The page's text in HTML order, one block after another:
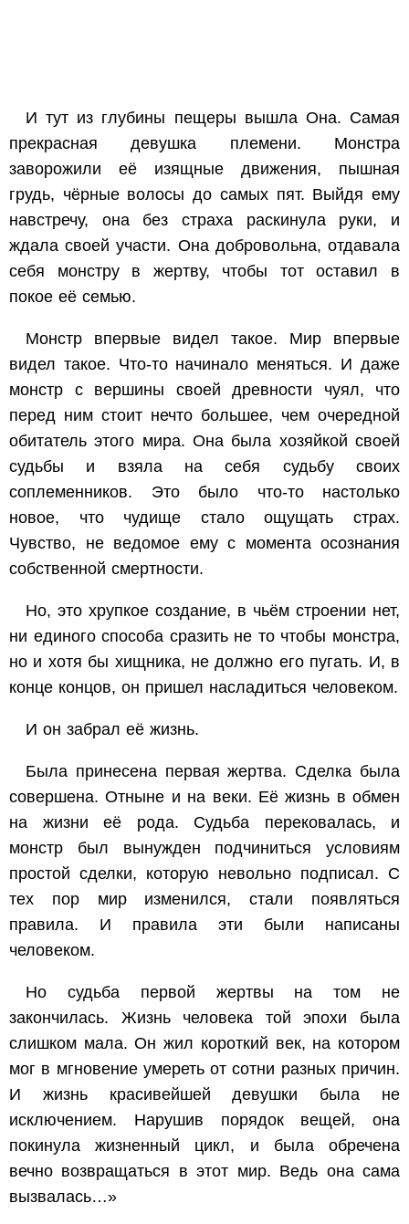
И тут из глубины пещеры вышла Она. Самая
прекрасная девушка племени. Монстра
заворожили её изящные движения, пышная
грудь, чёрные волосы до самых пят. Выйдя ему
навстречу, она без страха раскинула руки, и
ждала своей участи. Она добровольна, отдавала
себя монстру в жертву, чтобы тот оставил в
покое её семью.
Монстр впервые видел такое. Мир впервые
видел такое. Что-то начинало меняться. И даже
монстр с вершины своей древности чуял, что
перед ним стоит нечто большее, чем очередной
обитатель этого мира. Она была хозяйкой своей
судьбы и взяла на себя судьбу своих
соплеменников. Это было что-то настолько
новое, что чудище стало ощущать страх.
Чувство, не ведомое ему с момента осознания
собственной смертности.
Но, это хрупкое создание, в чьём строении нет,
ни единого способа сразить не то чтобы монстра,
но и хотя бы хищника, не должно его пугать. И, в
конце концов, он пришел насладиться человеком.
И он забрал её жизнь.
Была принесена первая жертва. Сделка была
совершена. Отныне и на веки. Её жизнь в обмен
на жизни её рода. Судьба перековалась, и
монстр был вынужден подчиниться условиям
простой сделки, которую невольно подписал. С
тех пор мир изменился, стали появляться
правила. И правила эти были написаны
человеком.
Но судьба первой жертвы на том не
закончилась. Жизнь человека той эпохи была
слишком мала. Он жил короткий век, на котором
мог в мгновение умереть от сотни разных причин.
И жизнь красивейшей девушки была не
исключением. Нарушив порядок вещей, она
покинула жизненный цикл, и была обречена
вечно возвращаться в этот мир. Ведь она сама
вызвалась…»